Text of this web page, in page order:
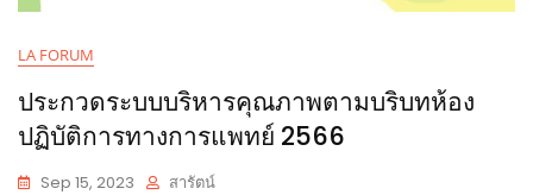
LA FORUM
ประกวดระบบบริหารคุณภาพตามบริบทห้อง
ปฏิบัติการทางการแพทย์ 2566
Sep 15, 2023 สารัตน์